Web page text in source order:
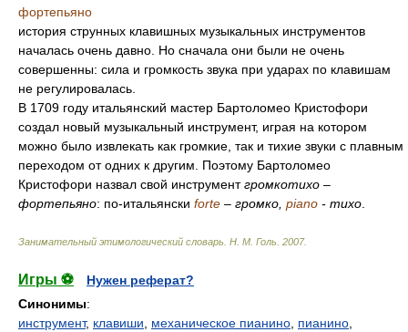
фортепьяно
история струнных клавишных музыкальных инструментов
началась очень давно. Но сначала они были не очень
совершенны: сила и громкость звука при ударах по клавишам
не регулировалась.
В 1709 году итальянский мастер Бартоломео Кристофори
создал новый музыкальный инструмент, играя на котором
можно было извлекать как громкие, так и тихие звуки с плавным
переходом от одних к другим. Поэтому Бартоломео
Кристофори назвал свой инструментгромкотихо –
фортепьяно: по-итальянски forte – громко, piano - тихо
Занимательный этимологический словарь Н. М. Голь 2007.
Игры ⚽
Нужен реферат?
Синонимы:
инструмент, клавиши механическое пианино пианино